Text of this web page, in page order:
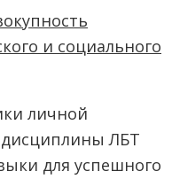
и социального
личной
дисциплины ЛБТ
для успешного